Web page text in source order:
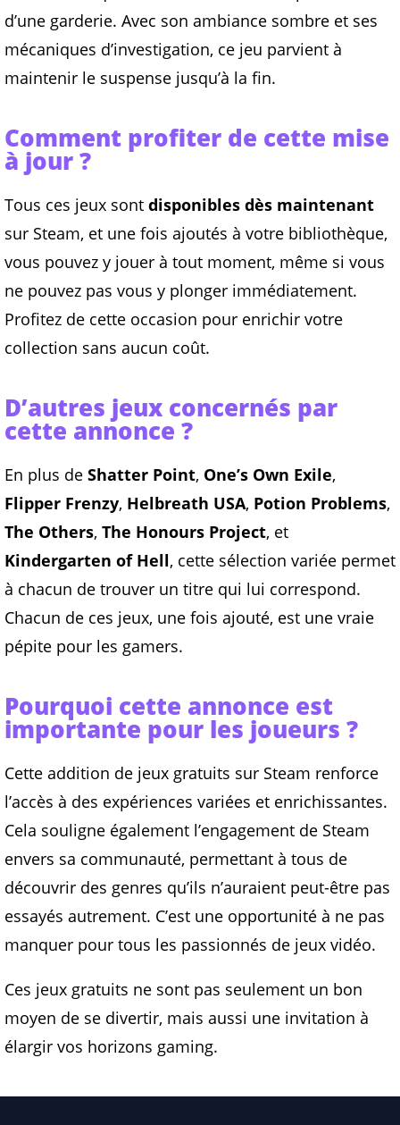
d’une garderie. Avec son ambiance sombre et ses
mécaniques d’investigation, ce jeu parvient à
maintenir le suspense jusqu’à la fin.
Comment profiter de cette mise
à jour ?
Tous ces jeux sont disponibles dès maintenant
sur Steam, et une fois ajoutés à votre bibliothèque,
vous pouvez y jouer à tout moment, même si vous
ne pouvez pas vous y plonger immédiatement.
Profitez de cette occasion pour enrichir votre
collection sans aucun coût.
D’autres jeux concernés par
cette annonce ?
En plus de Shatter Point, One’s Own Exile,
Flipper Frenzy, Helbreath USA, Potion Problems,
The Others, The Honours Project, et
Kindergarten of Hell, cette sélection variée permet
à chacun de trouver un titre qui lui correspond.
Chacun de ces jeux, une fois ajouté, est une vraie
pépite pour les gamers.
Pourquoi cette annonce est
importante pour les joueurs ?
Cette addition de jeux gratuits sur Steam renforce
l’accès à des expériences variées et enrichissantes.
Cela souligne également l’engagement de Steam
envers sa communauté, permettant à tous de
découvrir des genres qu’ils n’auraient peut-être pas
essayés autrement. C’est une opportunité à ne pas
manquer pour tous les passionnés de jeux vidéo.
Ces jeux gratuits ne sont pas seulement un bon
moyen de se divertir, mais aussi une invitation à
élargir vos horizons gaming.